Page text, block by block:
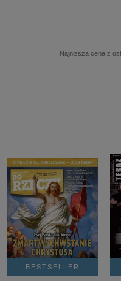
Najniższa cena z
BESTSELLER